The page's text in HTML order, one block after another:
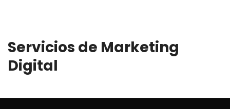
Servicios de Marketing
Digital